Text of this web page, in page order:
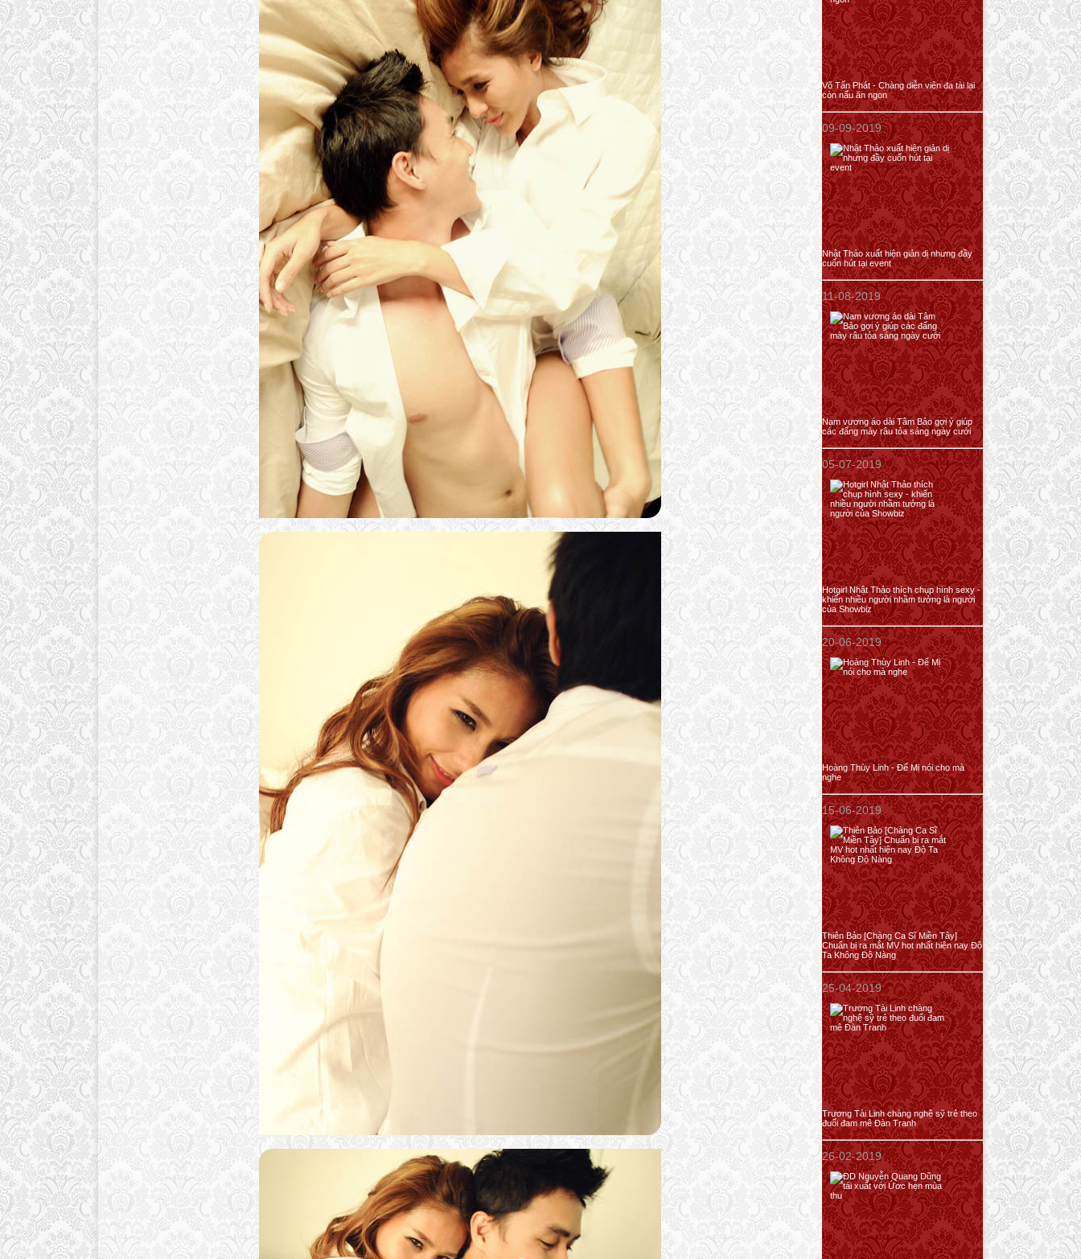
Võ Tấn Phát - Chàng diễn viên đa tài lại
còn nấu ăn ngon
09-09-2019
Nhật Thảo xuất hiện giản dị nhưng đầy
cuốn hút tại event
11-08-2019
Nam vương áo dài Tâm Bảo gợi ý giúp
các đấng mày râu tỏa sáng ngày cưới
05-07-2019
Hotgirl Nhật Thảo thích chụp hình sexy -
khiến nhiều người nhầm tưởng là người
của Showbiz
20-06-2019
Hoàng Thùy Linh - Để Mị nói cho mà
nghe
15-06-2019
Thiên Bảo [Chàng Ca Sĩ Miền Tây]
Chuẩn bị ra mắt MV hot nhất hiện nay Độ
Ta Không Độ Nàng
25-04-2019
Trương Tài Linh chàng nghệ sỹ trẻ theo
đuổi đam mê Đàn Tranh
26-02-2019